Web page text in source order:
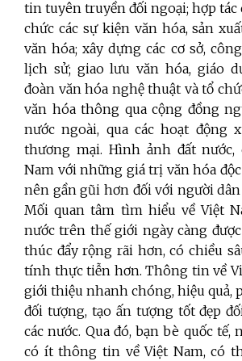
tin tuyên truyền đối ngoại; hợp tác
chức các sự kiện văn hóa, sản
văn hóa; xây dựng các cơ sở,
lịch sử; giao lưu văn hóa, giáo
đoàn văn hóa nghệ thuật và tổ
văn hóa thông qua cộng đồng
nước ngoài, qua các hoạt động
thương mại. Hình ảnh đất nước,
Nam với những giá trị văn hóa độc
nên gần gũi hơn đối với người dân
Mối quan tâm tìm hiểu về Việt
nước trên thế giới ngày càng
thúc đẩy rộng rãi hơn, có chiều
tính thực tiễn hơn. Thông tin về
giới thiệu nhanh chóng, hiệu quả,
đối tượng, tạo ấn tượng tốt đẹp
các nước. Qua đó, bạn bè quốc tế,
có ít thông tin về Việt Nam, có